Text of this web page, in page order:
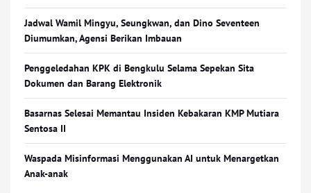
Jadwal Wamil Mingyu, Seungkwan, dan Dino Seventeen
Diumumkan, Agensi Berikan Imbauan
Penggeledahan KPK di Bengkulu Selama Sepekan Sita
Dokumen dan Barang Elektronik
Basarnas Selesai Memantau Insiden Kebakaran KMP Mutiara
Sentosa II
Waspada Misinformasi Menggunakan AI untuk Menargetkan
Anak-anak